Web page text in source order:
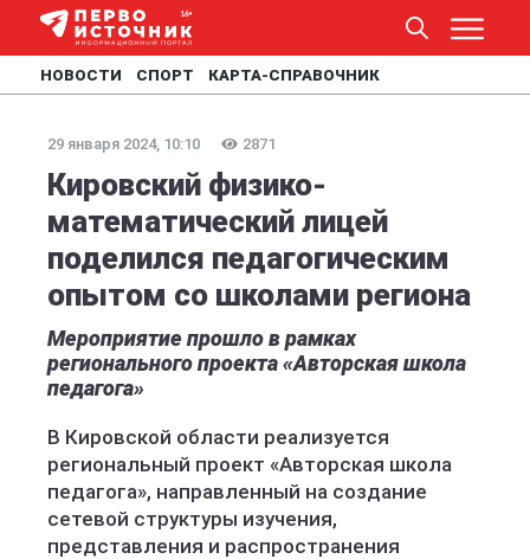
НОВОСТИ СПОРТ КАРТА-СПРАВОЧНИК
29 января 2024, 10:10 2871
Кировский физико-
математический лицей
поделился педагогическим
опытом со школами региона
Мероприятие прошло в рамках
регионального проекта «Авторская школа
педагога»
В Кировской области реализуется
региональный проект «Авторская школа
педагога», направленный на создание
сетевой структуры изучения,
представления и распространения